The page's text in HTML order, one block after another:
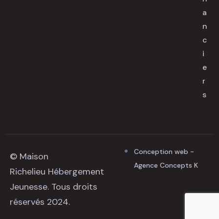
a
n
c
i
e
r
s
© Maison
Richelieu Hébergement
Jeunesse. Tous droits
réservés 2024.
Conception web -
Agence Concepts K